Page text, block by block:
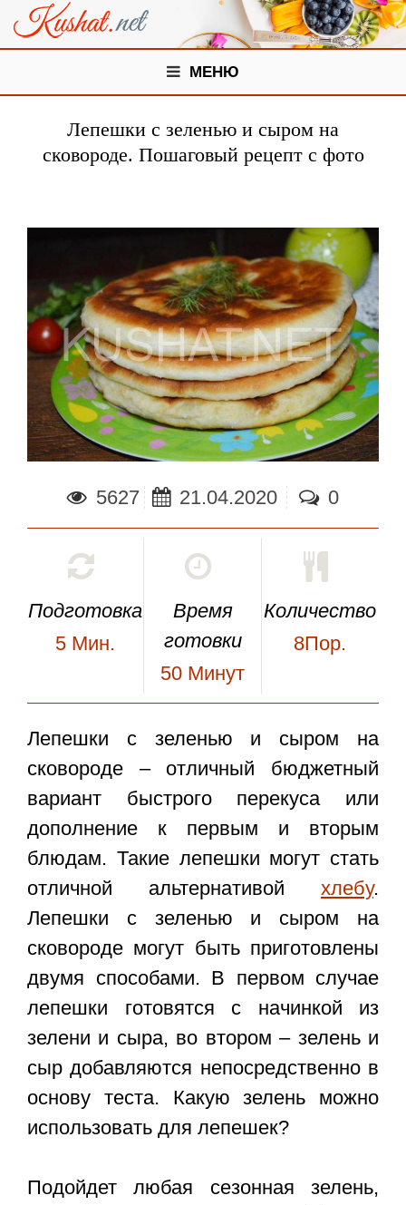
МЕНЮ
Лепешки с зеленью и сыром на
сковороде. Пошаговый рецепт с фото
5627 21.04.2020 0
Подготовка
5 Мин.
Время
готовки
50 Минут
Количество
8Пор.
Лепешки с зеленью и сыром на
сковороде – отличный бюджетный
вариант быстрого перекуса или
дополнение к первым и вторым
блюдам. Такие лепешки могут стать
отличной альтернативой хлебу.
Лепешки с зеленью и сыром на
сковороде могут быть приготовлены
двумя способами. В первом случае
лепешки готовятся с начинкой из
зелени и сыра, во втором – зелень и
сыр добавляются непосредственно в
основу теста. Какую зелень можно
использовать для лепешек?
Подойдет любая сезонная зелень,